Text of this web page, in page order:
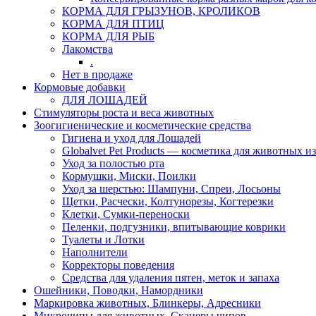
КОРМА ДЛЯ ГРЫЗУНОВ, КРОЛИКОВ
КОРМА ДЛЯ ПТИЦ
КОРМА ДЛЯ РЫБ
Лакомства
.
Нет в продаже
Кормовые добавки
ДЛЯ ЛОШАДЕЙ
Стимуляторы роста и веса животных
Зоогигиенические и косметические средства
Гигиена и уход для Лошадей
Globalvet Pet Products — косметика для животных
Уход за полостью рта
Кормушки, Миски, Поилки
Уход за шерстью: Шампуни, Спреи, Лосьоны
Щетки, Расчески, Колтунорезы, Когтерезки
Клетки, Сумки-переноски
Пеленки, подгузники, впитывающие коврики
Туалеты и Лотки
Наполнители
Корректоры поведения
Средства для удаления пятен, меток и запаха
Ошейники, Поводки, Намордники
Маркировка животных, Блинкеры, Адресники